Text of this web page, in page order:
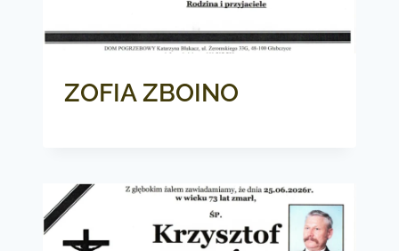
ZOFIA ZBOINO